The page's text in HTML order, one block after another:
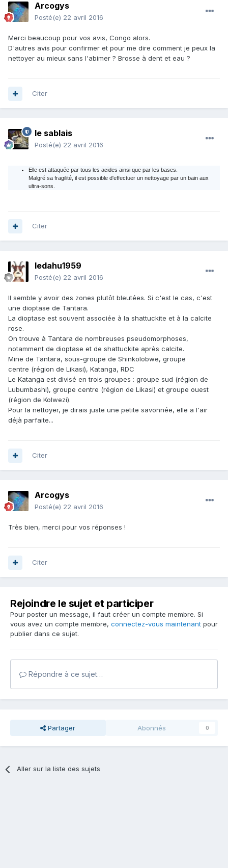
Arcogys
Posté(e) 22 avril 2016
Merci beaucoup pour vos avis, Congo alors.
D'autres avis pour confirmer et pour me dire comment je peux la
nettoyer au mieux sans l'abimer ? Brosse à dent et eau ?
Citer
le sablais
Posté(e) 22 avril 2016
Elle est attaquée par tous les acides ainsi que par les bases.
Malgré sa fragilité, il est possible d'effectuer un nettoyage par un bain aux
ultra-sons.
Citer
ledahu1959
Posté(e) 22 avril 2016
Il semble y avoir des zones plutôt bleutées. Si c'est le cas, c'est
une dioptase de Tantara.
La dioptase est souvent associée à la shattuckite et à la calcite
rose.
On trouve à Tantara de nombreuses pseudomorphoses,
notamment de dioptase et de shattuckite après calcite.
Mine de Tantara, sous-groupe de Shinkolobwe, groupe
centre (région de Likasi), Katanga, RDC
Le Katanga est divisé en trois groupes : groupe sud (région de
Lubumbashi), groupe centre (région de Likasi) et groupe ouest
(région de Kolwezi).
Pour la nettoyer, je dirais juste une petite savonnée, elle a l'air
déjà parfaite...
Citer
Arcogys
Posté(e) 22 avril 2016
Très bien, merci pour vos réponses !
Citer
Rejoindre le sujet et participer
Pour poster un message, il faut créer un compte membre. Si
vous avez un compte membre, connectez-vous maintenant pour
publier dans ce sujet.
Répondre à ce sujet…
Partager Abonnés 0
Aller sur la liste des sujets